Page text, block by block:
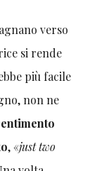
verso
si rende
più facile
non ne
, «just two